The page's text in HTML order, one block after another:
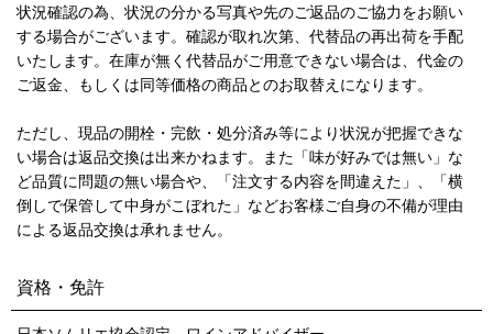
状況確認の為、状況の分かる写真や先のご返品のご協力をお願い
する場合がございます。確認が取れ次第、代替品の再出荷を手配
いたします。在庫が無く代替品がご用意できない場合は、代金の
ご返金、もしくは同等価格の商品とのお取替えになります。
ただし、現品の開栓・完飲・処分済み等により状況が把握できな
い場合は返品交換は出来かねます。また「味が好みでは無い」な
ど品質に問題の無い場合や、「注文する内容を間違えた」、「横
倒しで保管して中身がこぼれた」などお客様ご自身の不備が理由
による返品交換は承れません。
資格・免許